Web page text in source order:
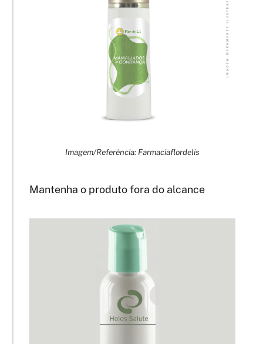
Imagem/Referência: Farmaciaflordelis
Mantenha o produto fora do alcance